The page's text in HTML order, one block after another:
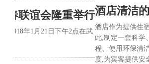
春联谊会隆重举行
2018年1月21日下午2点在武
酒店清洁
酒店作为提供住
此,制定一套科学
程、使用环保清
度,为宾客提供安